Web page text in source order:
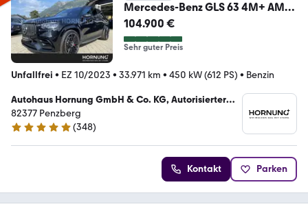
Mercedes-Benz GLS 63 4M+ AMG
STDHZG AHK MULTIKONTUR
PANO DISTR
104.900 €
Sehr guter Preis
Unfallfrei • EZ 10/2023 • 33.971 km • 450 kW (612 PS) • Benzin
Autohaus Hornung GmbH & Co. KG, Autorisierter
Mercedes-Benz Verkauf und Service
82377 Penzberg
4.9 Sterne
(348)
Kontakt Parken